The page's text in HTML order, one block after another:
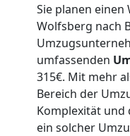
Sie planen
Wolfsberg nach
umfassenden
315€. Mit mehr
Bereich der
Komplexität und
ein solcher